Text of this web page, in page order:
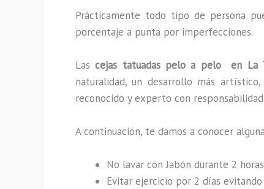
Prácticamente todo tipo de persona
porcentaje a punta por imperfecciones.
Lascejas tatuadas pelo a pelo en La
naturalidad, un desarrollo más
reconocido y experto con
A continuación, te damos a conocer
No lavar con Jabón durante 2
Evitar ejercicio por 2 días